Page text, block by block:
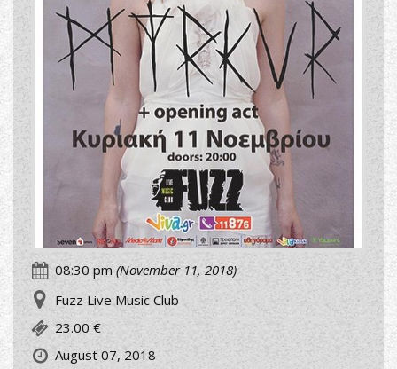
08:30 pm (November 11, 2018)
Fuzz Live Music Club
23.00 €
August 07, 2018